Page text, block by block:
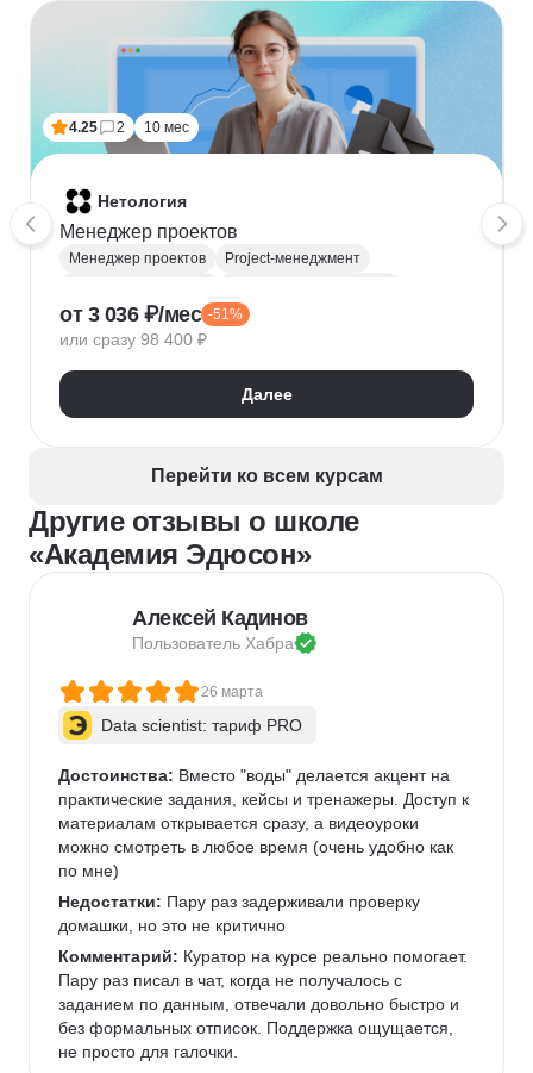
4.25 2 10 мес
Нетология
Менеджер проектов
Менеджер проектов
Project-менеджмент
Нейронные сети
Управление рисками
Kanban
Scrum
Управление проектами
Тайм-менеджмент
Управление удаленной командой
от 3 036 ₽/мес -51%
или сразу 98 400 ₽
Далее
Перейти ко всем курсам
Другие отзывы о школе
«Академия Эдюсон»
Алексей Кадинов
Пользователь Хабра
26 марта
Data scientist: тариф PRO
Достоинства: Вместо "воды" делается акцент на
практические задания, кейсы и тренажеры. Доступ к
материалам открывается сразу, а видеоуроки
можно смотреть в любое время (очень удобно как
по мне)
Недостатки: Пару раз задерживали проверку
домашки, но это не критично
Комментарий: Куратор на курсе реально помогает.
Пару раз писал в чат, когда не получалось с
заданием по данным, отвечали довольно быстро и
без формальных отписок. Поддержка ощущается,
не просто для галочки.